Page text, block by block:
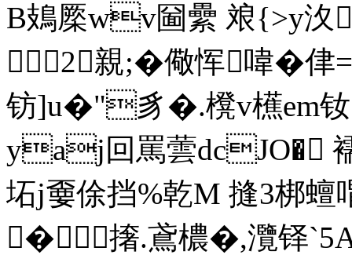
B鳷橜wv圙纍 斏 { >y
2親;�儆恽喡�
钫]u�"豸�.櫈v櫵em
yaj回罵蕓dcJO�
坧j嫑俆挡%乾M 摓3梆
�撦.鳶檂�,灠铎